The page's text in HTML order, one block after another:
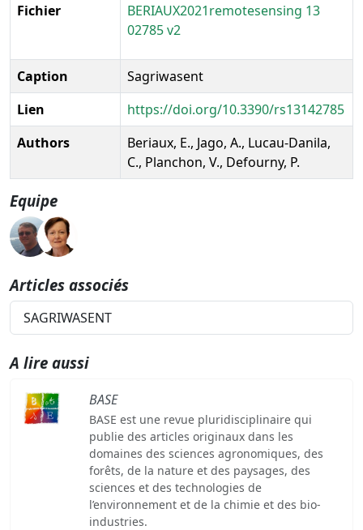
Fichier
BERIAUX2021remotesensing 13
02785 v2
Caption
Sagriwasent
Lien
https://doi.org/10.3390/rs13142785
Authors
Beriaux, E., Jago, A., Lucau-Danila,
C., Planchon, V., Defourny, P.
Equipe
Articles associés
SAGRIWASENT
A lire aussi
BASE
BASE est une revue pluridisciplinaire qui
publie des articles originaux dans les
domaines des sciences agronomiques, des
forêts, de la nature et des paysages, des
sciences et des technologies de
l’environnement et de la chimie et des bio-
industries.